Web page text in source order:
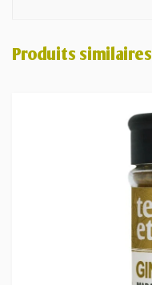
Produits similaires